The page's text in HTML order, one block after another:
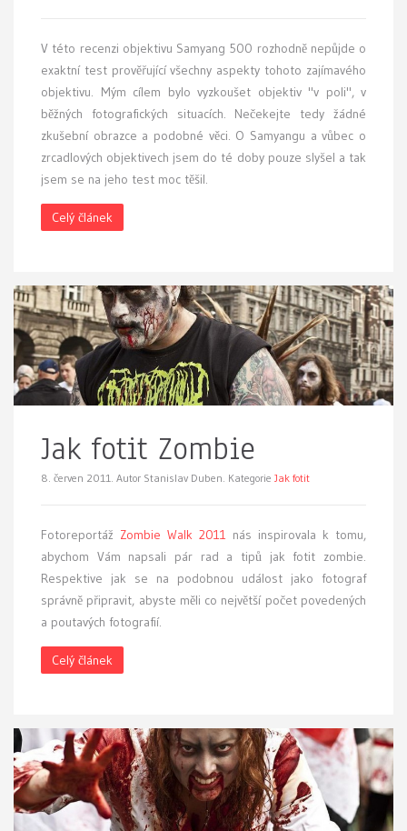
V této recenzi objektivu Samyang 500 rozhodně nepůjde o
exaktní test prověřující všechny aspekty tohoto zajímavého
objektivu. Mým cílem bylo vyzkoušet objektiv "v poli", v
běžných fotografických situacích. Nečekejte tedy žádné
zkušební obrazce a podobné věci. O Samyangu a vůbec o
zrcadlových objektivech jsem do té doby pouze slyšel a tak
jsem se na jeho test moc těšil.
Celý článek
Jak fotit Zombie
8. červen 2011. Autor Stanislav Duben. Kategorie Jak fotit
Fotoreportáž Zombie Walk 2011 nás inspirovala k tomu,
abychom Vám napsali pár rad a tipů jak fotit zombie.
Respektive jak se na podobnou událost jako fotograf
správně připravit, abyste měli co největší počet povedených
a poutavých fotografií.
Celý článek